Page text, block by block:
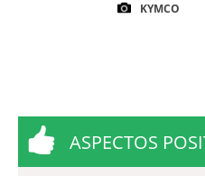
KYMCO
ASPECTOS